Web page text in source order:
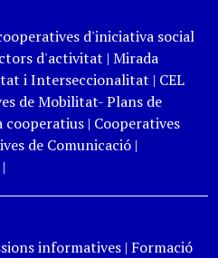
d'iniciativa social
d'activitat | Mirada
i Interseccionalitat | CEL
de Mobilitat- Plans de
cooperatius| Cooperatives
de Comunicació|
informatives| Formació